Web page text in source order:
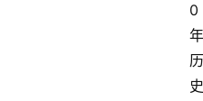
0
年
历
史